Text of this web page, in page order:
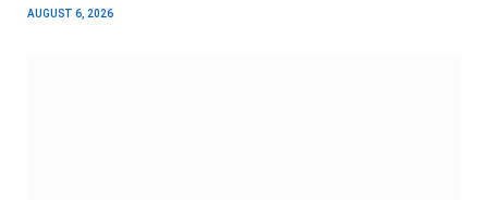
AUGUST 6, 2026